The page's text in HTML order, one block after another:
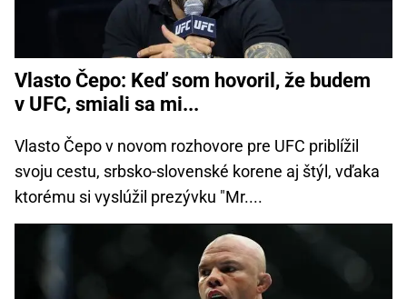
Vlasto Čepo: Keď som hovoril, že budem
v UFC, smiali sa mi...
Vlasto Čepo v novom rozhovore pre UFC priblížil
svoju cestu, srbsko-slovenské korene aj štýl, vďaka
ktorému si vyslúžil prezývku "Mr....